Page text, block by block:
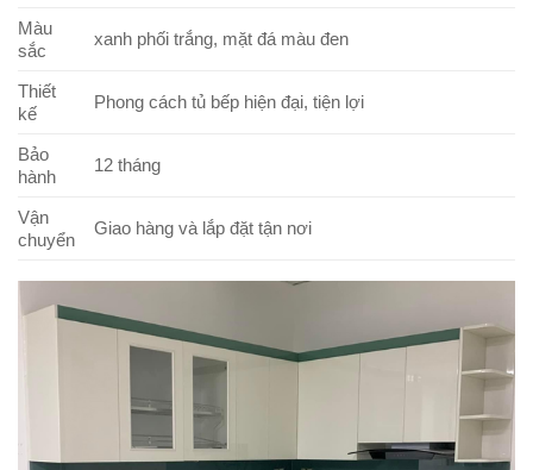
Màu
sắc
xanh phối trắng, mặt đá màu đen
Thiết
kế
Phong cách tủ bếp hiện đại, tiện lợi
Bảo
hành
12 tháng
Vận
chuyển
Giao hàng và lắp đặt tận nơi